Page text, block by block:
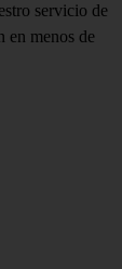
servicio de
en menos de